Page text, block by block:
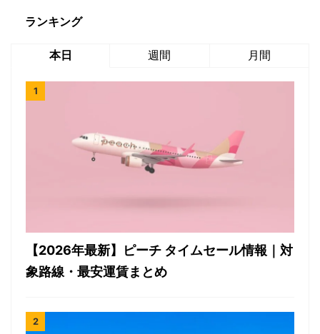
ランキング
本日 週間 月間
【2026年最新】ピーチ タイムセール情報｜対
象路線・最安運賃まとめ